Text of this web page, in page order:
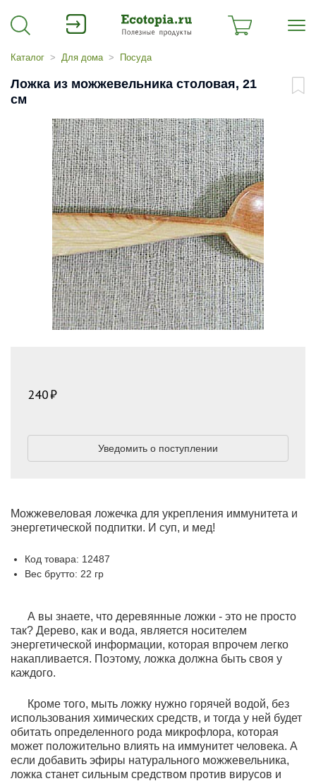
Каталог Для дома Посуда
Ложка из можжевельника столовая, 21
см
Можжевеловая ложечка для укрепления иммунитета и
энергетической подпитки. И суп, и мед!
Код товара: 12487
Вес брутто: 22 гр
240
Уведомить о поступлении
А вы знаете, что деревянные ложки - это не просто
так? Дерево, как и вода, является носителем
энергетической информации, которая впрочем легко
накапливается. Поэтому, ложка должна быть своя у
каждого.
Кроме того, мыть ложку нужно горячей водой, без
использования химических средств, и тогда у ней будет
обитать определенного рода микрофлора, которая
может положительно влиять на иммунитет человека. А
если добавить эфиры натурального можжевельника,
ложка станет сильным средством против вирусов и